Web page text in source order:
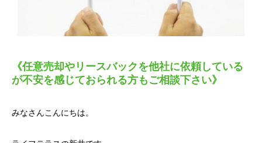
《任意売却やリースバックを他社に依頼している
が不安を感じておられる方もご相談下さい》
みなさんこんにちは。